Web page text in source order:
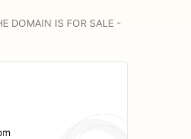
DOMAIN IS FOR SALE -